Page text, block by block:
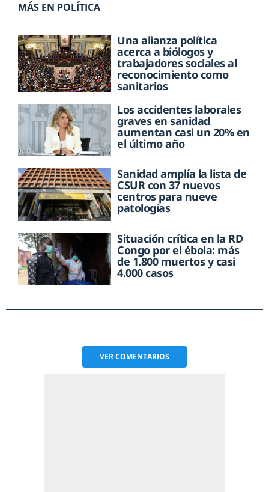
MÁS EN POLÍTICA
Una alianza política
acerca a biólogos y
trabajadores sociales al
reconocimiento como
sanitarios
Los accidentes laborales
graves en sanidad
aumentan casi un 20% en
el último año
Sanidad amplía la lista de
CSUR con 37 nuevos
centros para nueve
patologías
Situación crítica en la RD
Congo por el ébola: más
de 1.800 muertos y casi
4.000 casos
VERCOMENTARIOS